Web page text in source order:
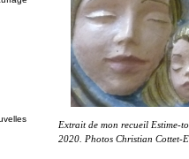
Extrait de mon recueil Estime-
2020. Photos Christian Cottet-